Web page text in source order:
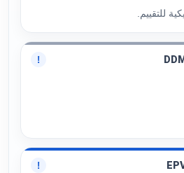
للتقييم.
!
!